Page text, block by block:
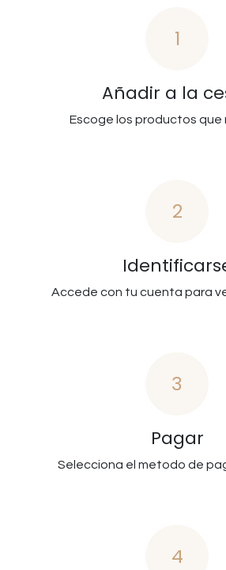
1
Añadir a la
Escoge los productos que
2
Accede con tu cuenta para
3
Pagar
Selecciona el metodo de
4